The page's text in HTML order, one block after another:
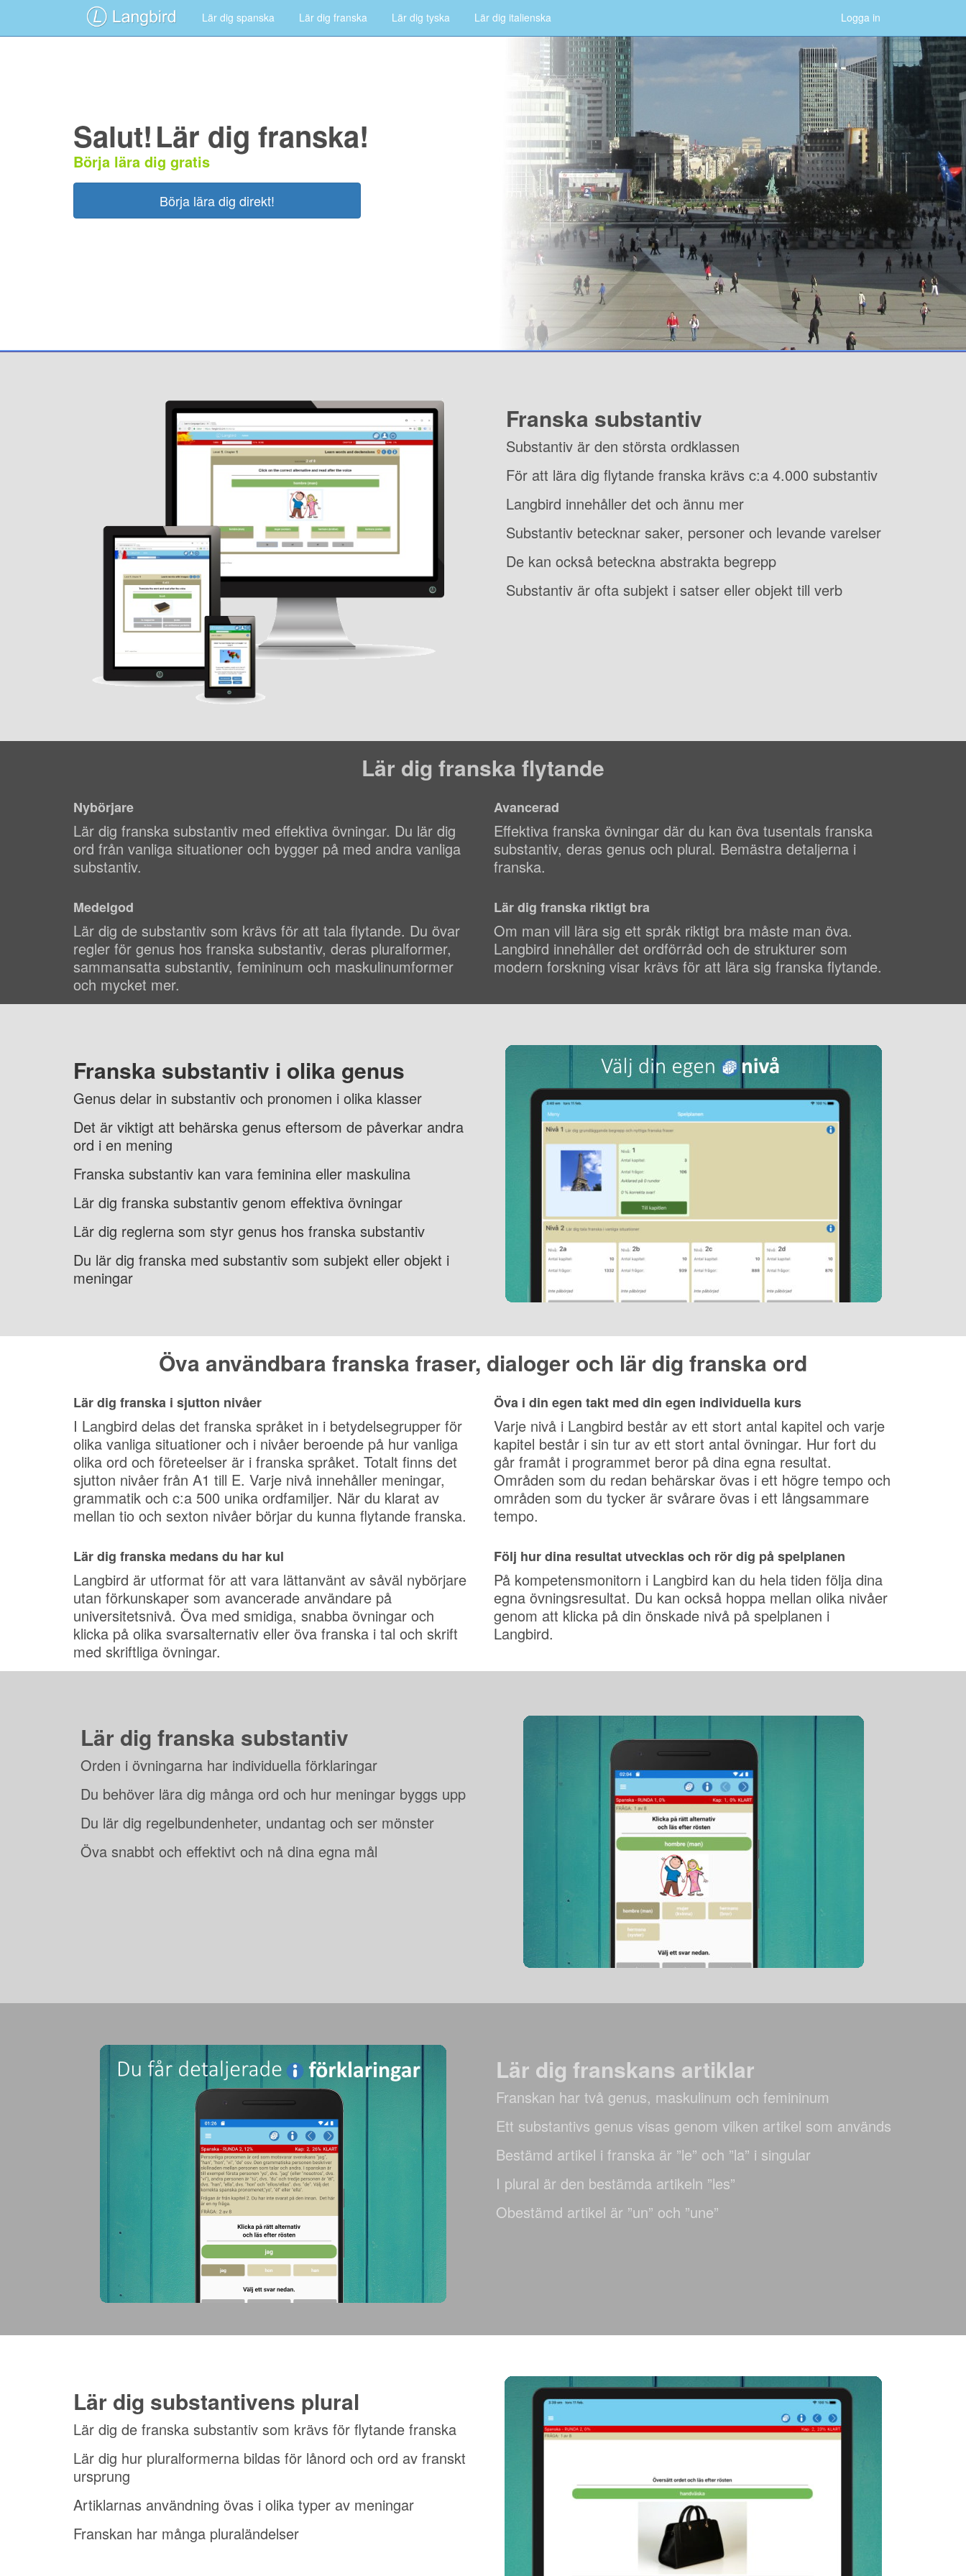
Lär dig spanska Lär dig franska Lär dig tyska Lär dig italienska Logga in
Salut!Lär dig franska!
Börja lära dig gratis
Franska substantiv
Substantiv är den största ordklassen
För att lära dig flytande franska krävs c:a 4.000 substantiv
Langbird innehåller det och ännu mer
Substantiv betecknar saker, personer och levande varelser
De kan också beteckna abstrakta begrepp
Substantiv är ofta subjekt i satser eller objekt till verb
Lär dig franska flytande
Nybörjare
Lär dig franska substantiv med effektiva övningar. Du lär dig
ord från vanliga situationer och bygger på med andra vanliga
substantiv.
Avancerad
Effektiva franska övningar där du kan öva tusentals franska
substantiv, deras genus och plural. Bemästra detaljerna i
franska.
Medelgod
Lär dig de substantiv som krävs för att tala flytande. Du övar
regler för genus hos franska substantiv, deras pluralformer,
sammansatta substantiv, femininum och maskulinumformer
och mycket mer.
Lär dig franska riktigt bra
Om man vill lära sig ett språk riktigt bra måste man öva.
Langbird innehåller det ordförråd och de strukturer som
modern forskning visar krävs för att lära sig franska flytande.
Franska substantiv i olika genus
Genus delar in substantiv och pronomen i olika klasser
Det är viktigt att behärska genus eftersom de påverkar andra
ord i en mening
Franska substantiv kan vara feminina eller maskulina
Lär dig franska substantiv genom effektiva övningar
Lär dig reglerna som styr genus hos franska substantiv
Du lär dig franska med substantiv som subjekt eller objekt i
meningar
Öva användbara franska fraser, dialoger och lär dig franska ord
Lär dig franska i sjutton nivåer
I Langbird delas det franska språket in i betydelsegrupper för
olika vanliga situationer och i nivåer beroende på hur vanliga
olika ord och företeelser är i franska språket. Totalt finns det
sjutton nivåer från A1 till E. Varje nivå innehåller meningar,
grammatik och c:a 500 unika ordfamiljer. När du klarat av
mellan tio och sexton nivåer börjar du kunna flytande franska.
Öva i din egen takt med din egen individuella kurs
Varje nivå i Langbird består av ett stort antal kapitel och varje
kapitel består i sin tur av ett stort antal övningar. Hur fort du
går framåt i programmet beror på dina egna resultat.
Områden som du redan behärskar övas i ett högre tempo och
områden som du tycker är svårare övas i ett långsammare
tempo.
Lär dig franska medans du har kul
Langbird är utformat för att vara lättanvänt av såväl nybörjare
utan förkunskaper som avancerade användare på
universitetsnivå. Öva med smidiga, snabba övningar och
klicka på olika svarsalternativ eller öva franska i tal och skrift
med skriftliga övningar.
Följ hur dina resultat utvecklas och rör dig på spelplanen
På kompetensmonitorn i Langbird kan du hela tiden följa dina
egna övningsresultat. Du kan också hoppa mellan olika nivåer
genom att klicka på din önskade nivå på spelplanen i
Langbird.
Lär dig franska substantiv
Orden i övningarna har individuella förklaringar
Du behöver lära dig många ord och hur meningar byggs upp
Du lär dig regelbundenheter, undantag och ser mönster
Öva snabbt och effektivt och nå dina egna mål
Lär dig franskans artiklar
Franskan har två genus, maskulinum och femininum
Ett substantivs genus visas genom vilken artikel som används
Bestämd artikel i franska är ”le” och ”la” i singular
I plural är den bestämda artikeln ”les”
Obestämd artikel är ”un” och ”une”
Lär dig substantivens plural
Lär dig de franska substantiv som krävs för flytande franska
Lär dig hur pluralformerna bildas för lånord och ord av franskt
ursprung
Artiklarnas användning övas i olika typer av meningar
Franskan har många pluraländelser